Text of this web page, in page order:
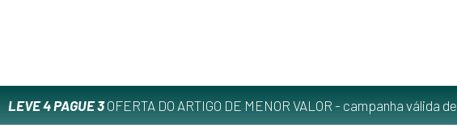
LEVE 4 PAGUE 3OFERTA DO ARTIGO DE MENOR VALOR - campanha válida de